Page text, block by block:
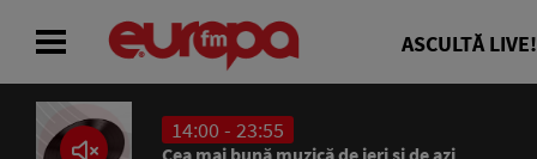
ASCULTĂ LIVE!
14:00 - 23:55
Cea mai bună muzică de ieri și de azi
ACASĂ